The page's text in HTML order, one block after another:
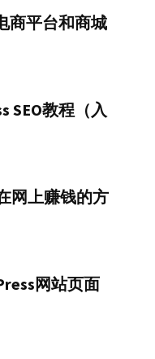
商平台和商城
SEO教程（入
网上赚钱的方
网站页面